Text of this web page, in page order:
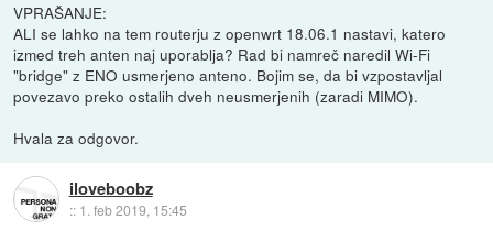
VPRAŠANJE:
ALI se lahko na tem routerju z openwrt 18.06.1 nastavi, katero
izmed treh anten naj uporablja? Rad bi namreč naredil Wi-Fi
"bridge" z ENO usmerjeno anteno. Bojim se, da bi vzpostavljal
povezavo preko ostalih dveh neusmerjenih (zaradi MIMO).
Hvala za odgovor.
iloveboobz
:: 1. feb 2019, 15:45